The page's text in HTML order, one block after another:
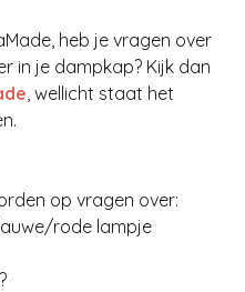
heb je vragen over
in je dampkap? Kijk dan
, wellicht staat het
op vragen over:
rode lampje